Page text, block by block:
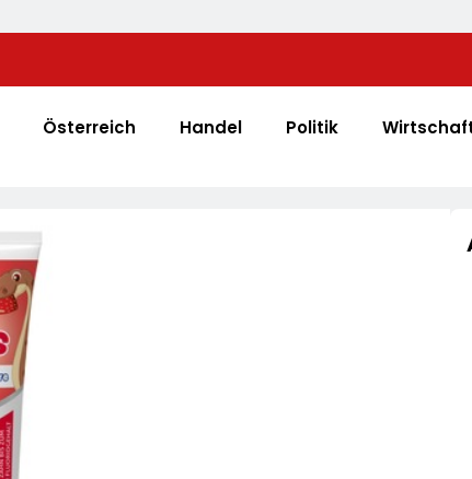
In Preise Auf Schokolade Und Käse Um Bis Zu 16 Prozent
Österreich Handel Politik